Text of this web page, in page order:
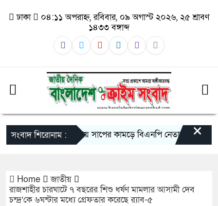
ঢাকা
০৪:১১ অপরাহ্ন, রবিবার, ০৯ অগাস্ট ২০২৬, ২৫ শ্রাবণ
১৪৩৩ বঙ্গাব্দ
সংবাদ শিরোনাম :গলাচিপায় সাপের কামড়ে বিএনপি নেতার মৃত্যু: ×
Home
জাতীয়
রাজশাহীর চারঘাটে ৭ বছরের শিশু ধর্ষণ মামলার আসামী দেব
চন্দ্র’কে ৬ঘন্টার মধ্যে গ্রেফতার করেছে র‍্যাব-৫